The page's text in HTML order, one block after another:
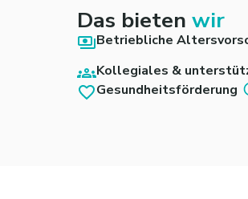
Das bieten wir
Betriebliche
Kollegiales &
Gesundheitsförderung